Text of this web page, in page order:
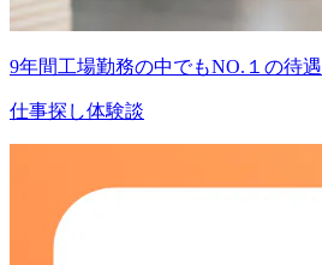
9年間工場勤務の中でもNO.１の待遇
仕事探し体験談